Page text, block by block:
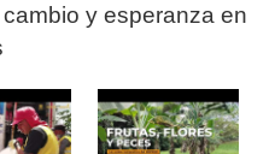
y esperanza en